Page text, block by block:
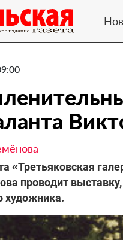
«Третьяковская
проводит
художника.